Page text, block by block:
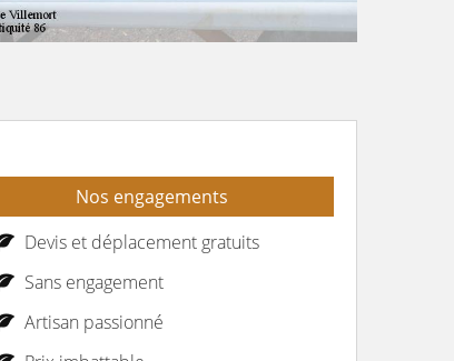
Nos engagements
Devis et déplacement gratuits
Sans engagement
Artisan passionné